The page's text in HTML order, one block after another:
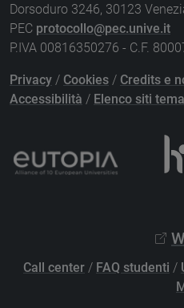
Dorsoduro 3246, 30123
PEC protocollo@pec.unive.it
P.IVA 00816350276 - C.F.
Privacy / Cookies / Credits e
Accessibilità / Elenco siti
Call center / FAQ studenti /